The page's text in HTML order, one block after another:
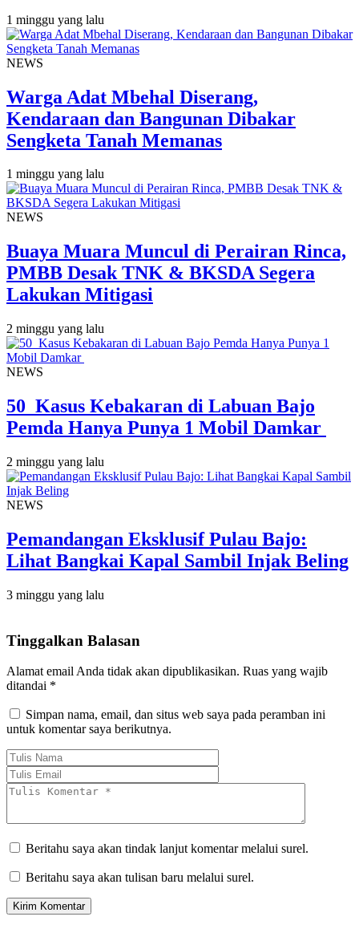
1 minggu yang lalu
NEWS
Warga Adat Mbehal Diserang,
Kendaraan dan Bangunan Dibakar
Sengketa Tanah Memanas
1 minggu yang lalu
NEWS
Buaya Muara Muncul di Perairan Rinca,
PMBB Desak TNK & BKSDA Segera
Lakukan Mitigasi
2 minggu yang lalu
NEWS
50 Kasus Kebakaran di Labuan Bajo
Pemda Hanya Punya 1 Mobil Damkar
2 minggu yang lalu
NEWS
Pemandangan Eksklusif Pulau Bajo:
Lihat Bangkai Kapal Sambil Injak Beling
3 minggu yang lalu
Tinggalkan Balasan
Alamat email Anda tidak akan dipublikasikan. Ruas yang wajib
ditandai *
Simpan nama, email, dan situs web saya pada peramban ini
untuk komentar saya berikutnya.
Beritahu saya akan tindak lanjut komentar melalui surel.
Beritahu saya akan tulisan baru melalui surel.